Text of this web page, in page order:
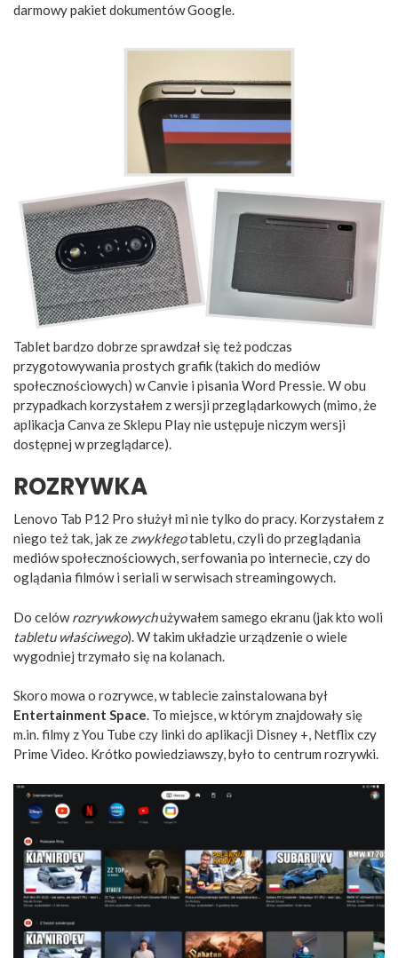
darmowy pakiet dokumentów Google.
Tablet bardzo dobrze sprawdzał się też podczas
przygotowywania prostych grafik (takich do mediów
społecznościowych) w Canvie i pisania Word Pressie. W obu
przypadkach korzystałem z wersji przeglądarkowych (mimo, że
aplikacja Canva ze Sklepu Play nie ustępuje niczym wersji
dostępnej w przeglądarce).
ROZRYWKA
Lenovo Tab P12 Pro służył mi nie tylko do pracy. Korzystałem z
niego też tak, jak ze zwykłegotabletu, czyli do przeglądania
mediów społecznościowych, serfowania po internecie, czy do
oglądania filmów i seriali w serwisach streamingowych.
Do celówrozrywkowychużywałem samego ekranu (jak kto woli
tabletu właściwego). W takim układzie urządzenie o wiele
wygodniej trzymało się na kolanach.
Skoro mowa o rozrywce, w tablecie zainstalowana był
Entertainment Space. To miejsce, w którym znajdowały się
m.in. filmy z You Tube czy linki do aplikacji Disney +, Netflix czy
Prime Video. Krótko powiedziawszy, było to centrum rozrywki.